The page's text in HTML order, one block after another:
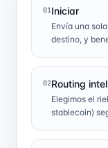
01Iniciar
Envía una
destino, y
02Routing
Elegimos el
stablecoin)